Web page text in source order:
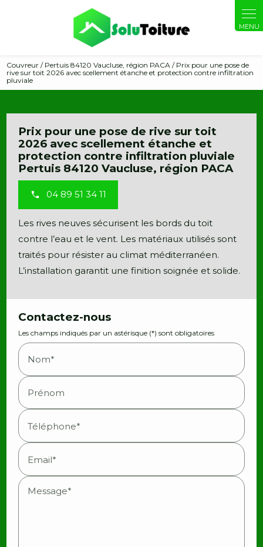
Couvreur / Pertuis 84120 Vaucluse, région PACA / Prix pour une pose de
rive sur toit 2026 avec scellement étanche et protection contre infiltration
pluviale
Prix pour une pose de rive sur toit
2026 avec scellement étanche et
protection contre infiltration pluviale
Pertuis 84120 Vaucluse, région PACA
04 89 51 34 11
Les rives neuves sécurisent les bords du toit
contre l’eau et le vent. Les matériaux utilisés sont
traités pour résister au climat méditerranéen.
L’installation garantit une finition soignée et solide.
Contactez-nous
Les champs indiqués par un astérisque (*) sont obligatoires
Nom*
Prénom
Téléphone*
Email*
Message*